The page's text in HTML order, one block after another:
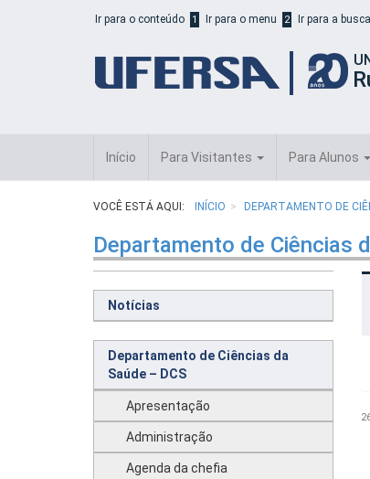
Ir para o conteúdo 1 Ir para o menu 2 Ir para a busca
Início Para Visitantes Para Alunos
VOCÊ ESTÁ AQUI: INÍCIO DEPARTAMENTO DE
Departamento de Ciências
Notícias
Departamento de Ciências da
Saúde – DCS
Apresentação
Administração
Agenda da chefia